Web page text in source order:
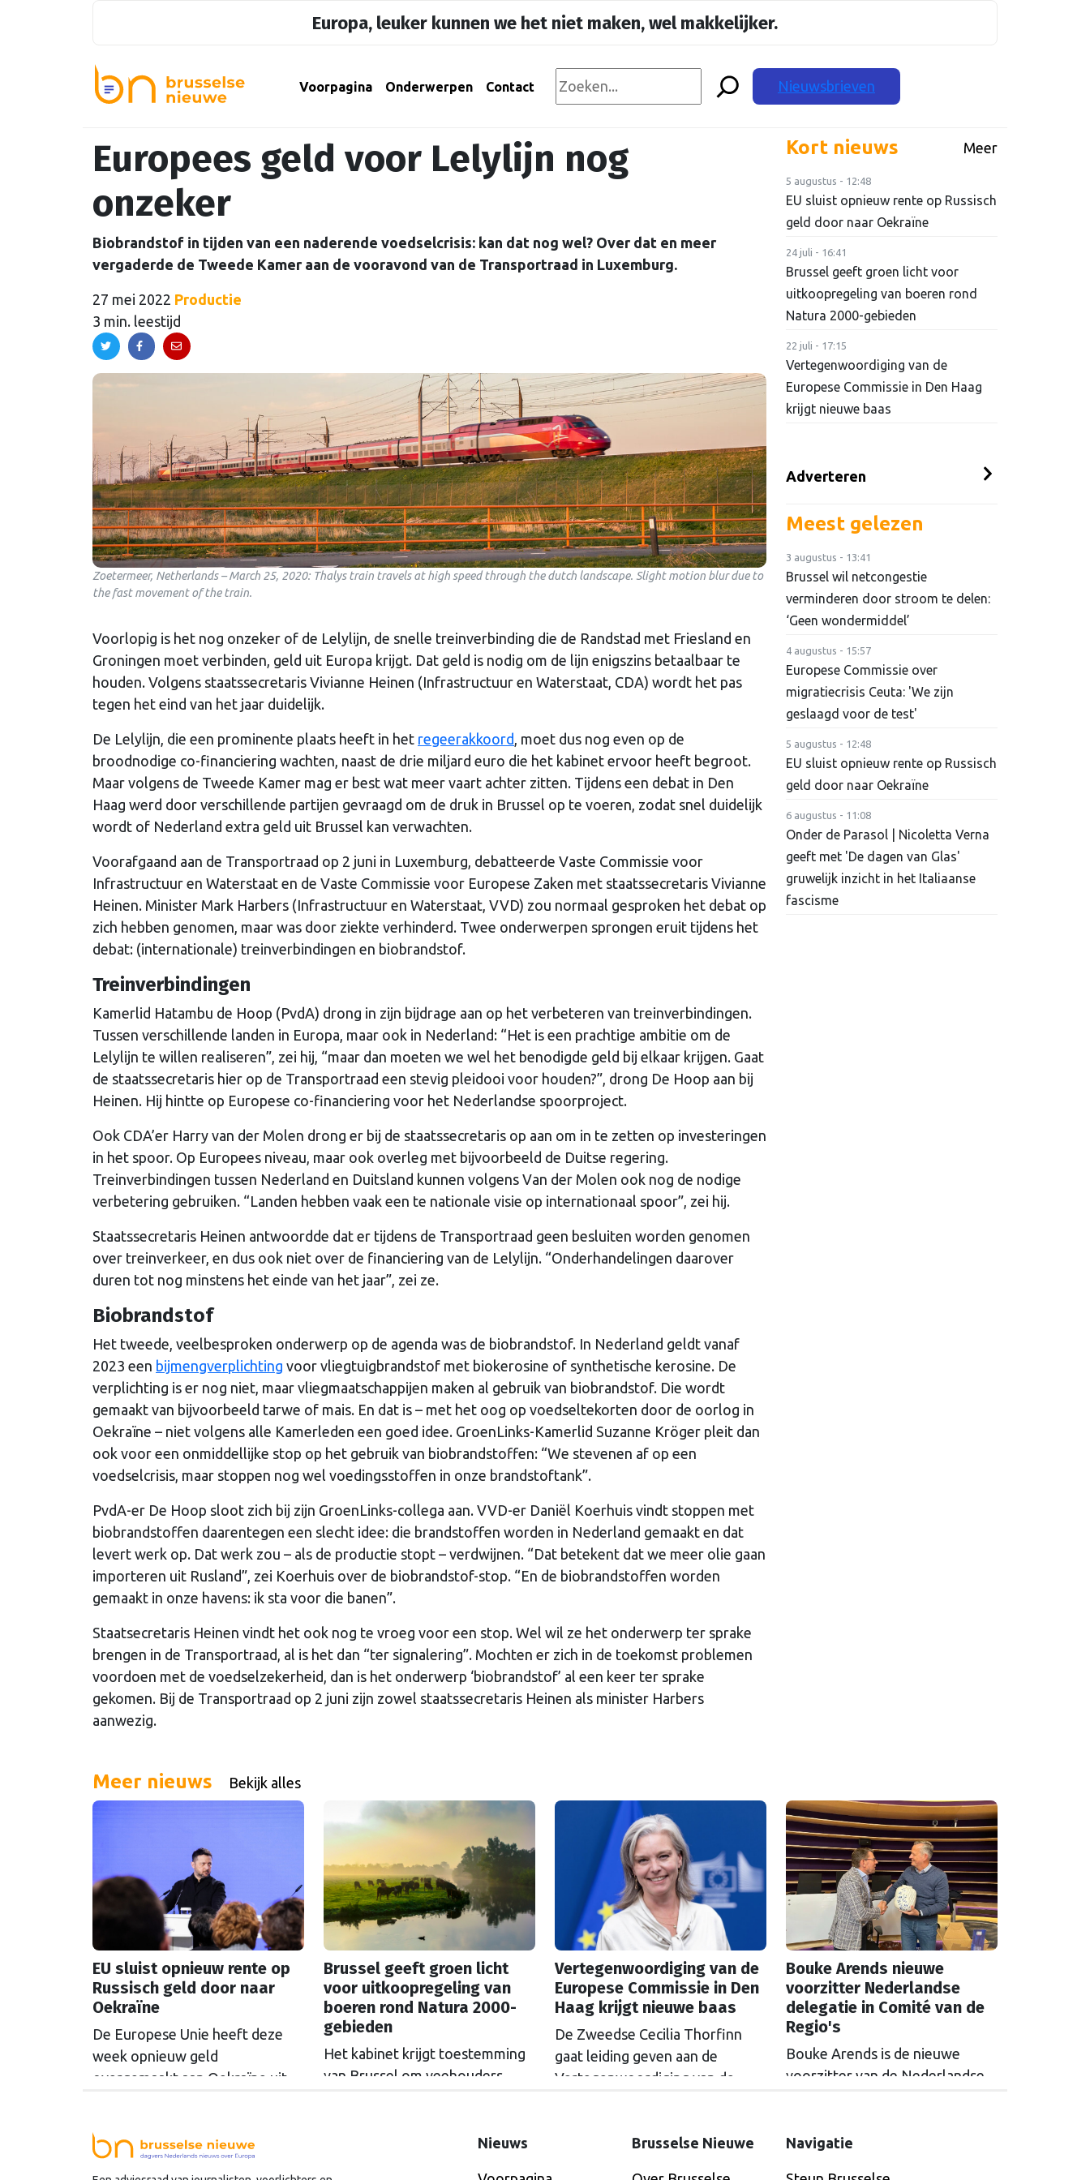
Europa, leuker kunnen we het niet maken, wel makkelijker.
Voorpagina Onderwerpen Contact Nieuwsbrieven
Europees geld voor Lelylijn nog
onzeker
Biobrandstof in tijden van een naderende voedselcrisis: kan dat nog wel? Over dat en meer
vergaderde de Tweede Kamer aan de vooravond van de Transportraad in Luxemburg.
27 mei 2022 Productie
3 min. leestijd
Zoetermeer, Netherlands – March 25, 2020: Thalys train travels at high speed through the dutch landscape. Slight motion blur due to
the fast movement of the train.
Voorlopig is het nog onzeker of de Lelylijn, de snelle treinverbinding die de Randstad met Friesland en
Groningen moet verbinden, geld uit Europa krijgt. Dat geld is nodig om de lijn enigszins betaalbaar te
houden. Volgens staatssecretaris Vivianne Heinen (Infrastructuur en Waterstaat, CDA) wordt het pas
tegen het eind van het jaar duidelijk.
De Lelylijn, die een prominente plaats heeft in het regeerakkoord , moet dus nog even op de
broodnodige co-financiering wachten, naast de drie miljard euro die het kabinet ervoor heeft begroot.
Maar volgens de Tweede Kamer mag er best wat meer vaart achter zitten. Tijdens een debat in Den
Haag werd door verschillende partijen gevraagd om de druk in Brussel op te voeren, zodat snel duidelijk
wordt of Nederland extra geld uit Brussel kan verwachten.
Voorafgaand aan de Transportraad op 2 juni in Luxemburg, debatteerde Vaste Commissie voor
Infrastructuur en Waterstaat en de Vaste Commissie voor Europese Zaken met staatssecretaris Vivianne
Heinen. Minister Mark Harbers (Infrastructuur en Waterstaat, VVD) zou normaal gesproken het debat op
zich hebben genomen, maar was door ziekte verhinderd. Twee onderwerpen sprongen eruit tijdens het
debat: (internationale) treinverbindingen en biobrandstof.
Treinverbindingen
Kamerlid Hatambu de Hoop (PvdA) drong in zijn bijdrage aan op het verbeteren van treinverbindingen.
Tussen verschillende landen in Europa, maar ook in Nederland: “Het is een prachtige ambitie om de
Lelylijn te willen realiseren”, zei hij, “maar dan moeten we wel het benodigde geld bij elkaar krijgen. Gaat
de staatssecretaris hier op de Transportraad een stevig pleidooi voor houden?”, drong De Hoop aan bij
Heinen. Hij hintte op Europese co-financiering voor het Nederlandse spoorproject.
Ook CDA’er Harry van der Molen drong er bij de staatssecretaris op aan om in te zetten op investeringen
in het spoor. Op Europees niveau, maar ook overleg met bijvoorbeeld de Duitse regering.
Treinverbindingen tussen Nederland en Duitsland kunnen volgens Van der Molen ook nog de nodige
verbetering gebruiken. “Landen hebben vaak een te nationale visie op internationaal spoor”, zei hij.
Staatssecretaris Heinen antwoordde dat er tijdens de Transportraad geen besluiten worden genomen
over treinverkeer, en dus ook niet over de financiering van de Lelylijn. “Onderhandelingen daarover
duren tot nog minstens het einde van het jaar”, zei ze.
Biobrandstof
Het tweede, veelbesproken onderwerp op de agenda was de biobrandstof. In Nederland geldt vanaf
2023 een bijmengverplichting voor vliegtuigbrandstof met biokerosine of synthetische kerosine. De
verplichting is er nog niet, maar vliegmaatschappijen maken al gebruik van biobrandstof. Die wordt
gemaakt van bijvoorbeeld tarwe of mais. En dat is – met het oog op voedseltekorten door de oorlog in
Oekraïne – niet volgens alle Kamerleden een goed idee. GroenLinks-Kamerlid Suzanne Kröger pleit dan
ook voor een onmiddellijke stop op het gebruik van biobrandstoffen: “We stevenen af op een
voedselcrisis, maar stoppen nog wel voedingsstoffen in onze brandstoftank”.
PvdA-er De Hoop sloot zich bij zijn GroenLinks-collega aan. VVD-er Daniël Koerhuis vindt stoppen met
biobrandstoffen daarentegen een slecht idee: die brandstoffen worden in Nederland gemaakt en dat
levert werk op. Dat werk zou – als de productie stopt – verdwijnen. “Dat betekent dat we meer olie gaan
importeren uit Rusland”, zei Koerhuis over de biobrandstof-stop. “En de biobrandstoffen worden
gemaakt in onze havens: ik sta voor die banen”.
Staatsecretaris Heinen vindt het ook nog te vroeg voor een stop. Wel wil ze het onderwerp ter sprake
brengen in de Transportraad, al is het dan “ter signalering”. Mochten er zich in de toekomst problemen
voordoen met de voedselzekerheid, dan is het onderwerp ‘biobrandstof’ al een keer ter sprake
gekomen. Bij de Transportraad op 2 juni zijn zowel staatssecretaris Heinen als minister Harbers
aanwezig.
Kort nieuws Meer
5 augustus - 12:48
EU sluist opnieuw rente op Russisch
geld door naar Oekraïne
24 juli - 16:41
Brussel geeft groen licht voor
uitkoopregeling van boeren rond
Natura 2000-gebieden
22 juli - 17:15
Vertegenwoordiging van de
Europese Commissie in Den Haag
krijgt nieuwe baas
Adverteren
Meest gelezen
3 augustus - 13:41
Brussel wil netcongestie
verminderen door stroom te delen:
‘Geen wondermiddel’
4 augustus - 15:57
Europese Commissie over
migratiecrisis Ceuta: 'We zijn
geslaagd voor de test'
5 augustus - 12:48
EU sluist opnieuw rente op Russisch
geld door naar Oekraïne
6 augustus - 11:08
Onder de Parasol | Nicoletta Verna
geeft met 'De dagen van Glas'
gruwelijk inzicht in het Italiaanse
fascisme
Meer nieuws Bekijk alles
EU sluist opnieuw rente op
Russisch geld door naar
Oekraïne
De Europese Unie heeft deze
week opnieuw geld
overgemaakt aan Oekraïne uit
om 1,4 miljard euro. Dat is de
Brussel geeft groen licht
voor uitkoopregeling van
boeren rond Natura 2000-
gebieden
Het kabinet krijgt toestemming
van Brussel om veehouders
Commissie gaat akkoord met
Vertegenwoordiging van de
Europese Commissie in Den
Haag krijgt nieuwe baas
De Zweedse Cecilia Thorfinn
gaat leiding geven aan de
Vertegenwoordiging van de
Bouke Arends nieuwe
voorzitter Nederlandse
delegatie in Comité van de
Regio's
Bouke Arends is de nieuwe
voorzitter van de Nederlandse
huidige burgemeester van
Nieuws Brusselse Nieuwe Navigatie